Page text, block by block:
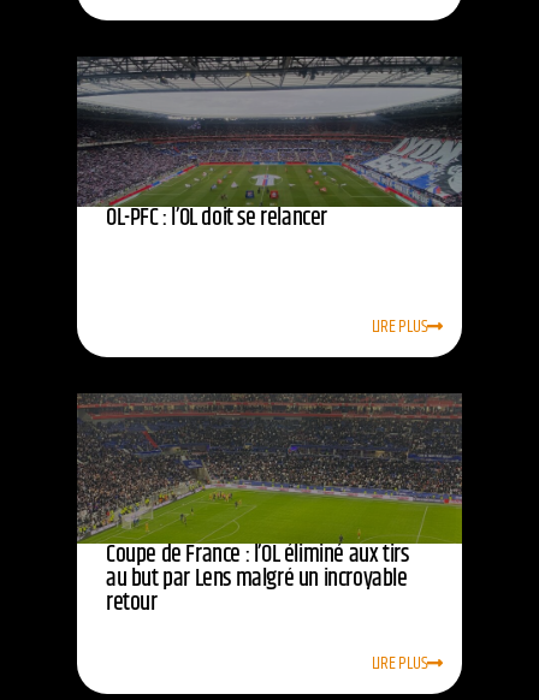
OL-PFC : l’OL doit se relancer
LIRE PLUS
Coupe de France : l’OL éliminé aux tirs
au but par Lens malgré un incroyable
retour
LIRE PLUS